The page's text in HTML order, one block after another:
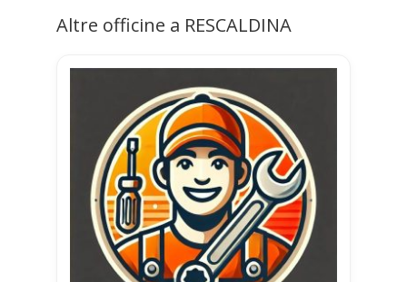
Altre officine a RESCALDINA